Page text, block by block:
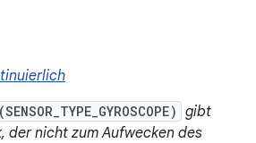
gibt
der nicht zum Aufwecken des